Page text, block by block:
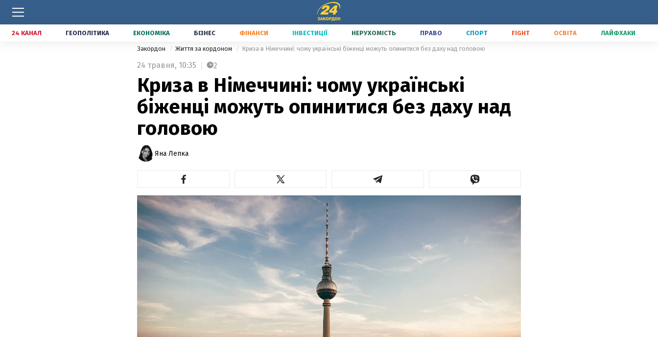
24 КАНАЛ ГЕОПОЛІТИКА ЕКОНОМІКА БІЗНЕС ФІНАНСИ ІНВЕСТИЦІЇ НЕРУХОМІСТЬ ПРАВО СПОРТ FIGHT ОСВІТА ЛАЙФХАКИ
Закордон Життя за кордоном Криза в Німеччині: чому українські біженці можуть опинитися без даху над головою
24 травня, 10:35 2
Криза в Німеччині: чому українські
біженці можуть опинитися без даху над
головою
Яна Лепка